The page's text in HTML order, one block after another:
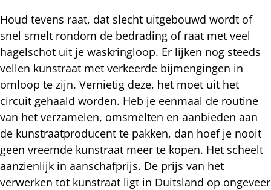
Houd tevens raat, dat slecht uitgebouwd wordt of
snel smelt rondom de bedrading of raat met veel
hagelschot uit je waskringloop. Er lijken nog steeds
vellen kunstraat met verkeerde bijmengingen in
omloop te zijn. Vernietig deze, het moet uit het
circuit gehaald worden. Heb je eenmaal de routine
van het verzamelen, omsmelten en aanbieden aan
de kunstraatproducent te pakken, dan hoef je nooit
geen vreemde kunstraat meer te kopen. Het scheelt
aanzienlijk in aanschafprijs. De prijs van het
verwerken tot kunstraat ligt in Duitsland op ongeveer